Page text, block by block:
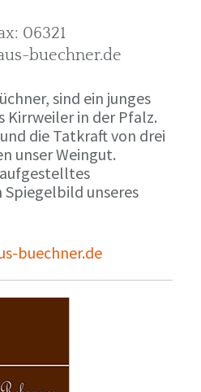
06321
buechner.de
sind ein junges
Kirrweiler in der Pfalz.
die Tatkraft von drei
unser Weingut.
unseres
buechner.de